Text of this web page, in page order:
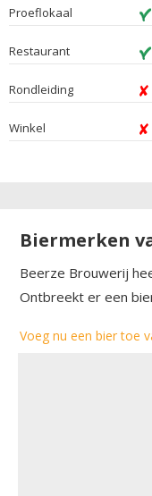
Proeflokaal
Restaurant
Rondleiding
Winkel
Biermerken
Beerze Brouwerij
Ontbreekt er een
Voeg nu een bier toe